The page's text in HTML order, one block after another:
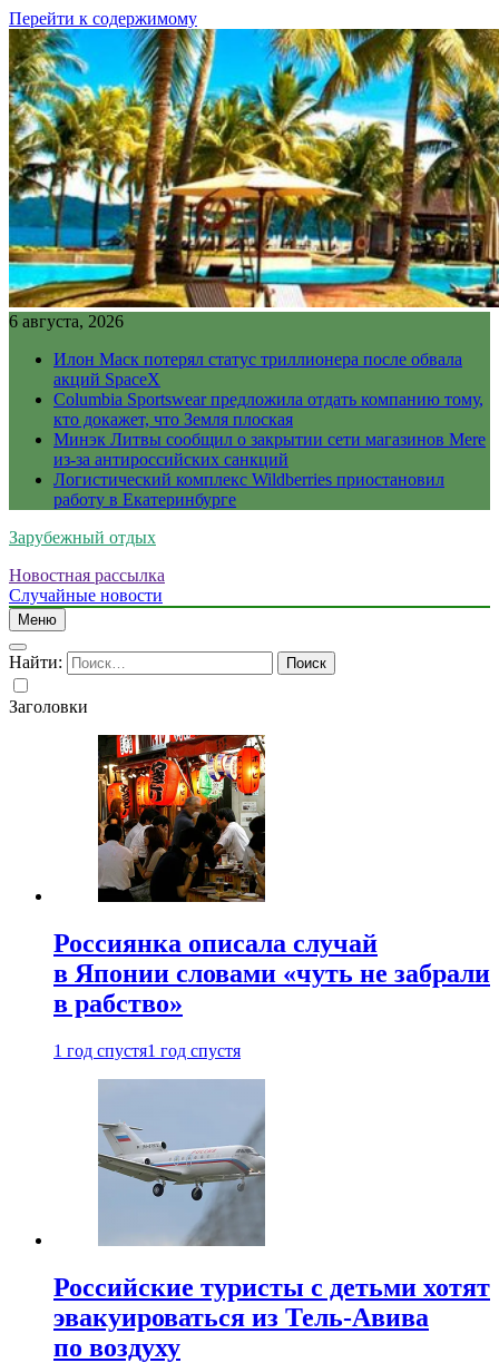
Перейти к содержимому
6 августа, 2026
Илон Маск потерял статус триллионера после обвала
акций SpaceX
Columbia Sportswear предложила отдать компанию тому,
кто докажет, что Земля плоская
Минэк Литвы сообщил о закрытии сети магазинов Mere
из-за антироссийских санкций
Логистический комплекс Wildberries приостановил
работу в Екатеринбурге
Зарубежный отдых
Новостная рассылка
Случайные новости
Меню
Найти:
Заголовки
Россиянка описала случай
в Японии словами «чуть не забрали
в рабство»
1 год спустя1 год спустя
Российские туристы с детьми хотят
эвакуироваться из Тель-Авива
по воздуху